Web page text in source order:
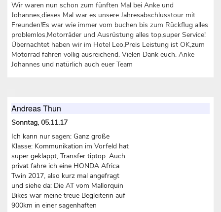
Wir waren nun schon zum fünften Mal bei Anke und
Johannes,dieses Mal war es unsere Jahresabschlusstour mit
Freunden!Es war wie immer vom buchen bis zum Rückflug alles
problemlos,Motorräder und Ausrüstung alles top,super Service!
Übernachtet haben wir im Hotel Leo,Preis Leistung ist OK,zum
Motorrad fahren völlig ausreichend. Vielen Dank euch. Anke
Johannes und natürlich auch euer Team
Andreas Thun
Sonntag, 05.11.17
Ich kann nur sagen: Ganz große
Klasse: Kommunikation im Vorfeld hat
super geklappt, Transfer tiptop. Auch
privat fahre ich eine HONDA Africa
Twin 2017, also kurz mal angefragt
und siehe da: Die AT vom Mallorquin
Bikes war meine treue Begleiterin auf
900km in einer sagenhaften